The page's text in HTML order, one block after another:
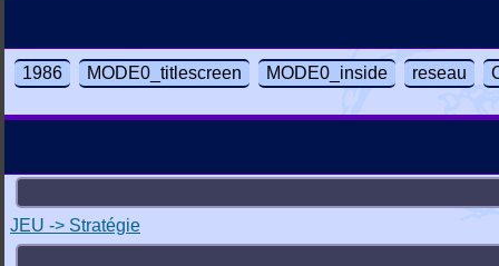
1986 MODE0_titlescreen MODE0_inside reseau
JEU -> Stratégie